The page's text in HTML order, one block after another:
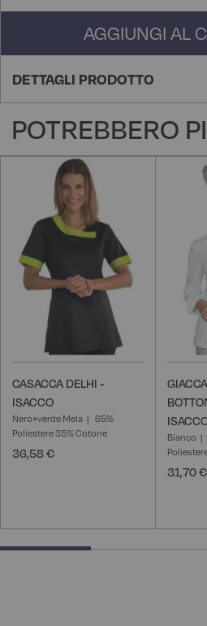
AGGIUNGI AL
DETTAGLI PRODOTTO
POTREBBERO
CASACCA DELHI -
ISACCO
Nero+verde Mela
65%
Poliestere 35% Cotone
36,58 €
Bianco
31,70 €
25% completed